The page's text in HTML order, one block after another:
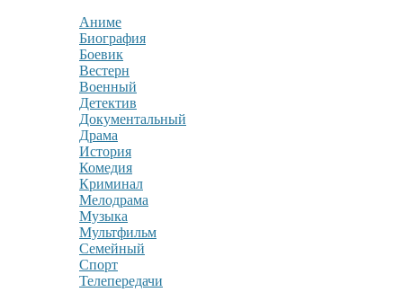
Аниме
Биография
Боевик
Вестерн
Военный
Детектив
Документальный
Драма
История
Комедия
Криминал
Мелодрама
Музыка
Мультфильм
Семейный
Спорт
Телепередачи